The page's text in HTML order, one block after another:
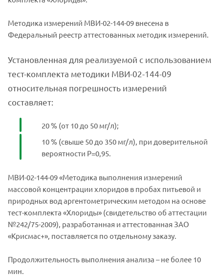
Методика измерений МВИ-02-144-09 внесена в
Федеральный реестр аттестованных методик измерений.
Установленная для реализуемой с использованием
тест-комплекта методики МВИ-02-144-09
относительная погрешность измерений
составляет:
20 % (от 10 до 50 мг/л);
10 % (свыше 50 до 350 мг/л), при доверительной
вероятности Р=0,95.
МВИ-02-144-09 «Методика выполнения измерений
массовой концентрации хлоридов в пробах питьевой и
природных вод аргентометрическим методом на основе
тест-комплекта «Хлориды» (свидетельство об аттестации
№242/75-2009), разработанная и аттестованная ЗАО
«Крисмас+», поставляется по отдельному заказу.
Продолжительность выполнения анализа – не более 10
мин.